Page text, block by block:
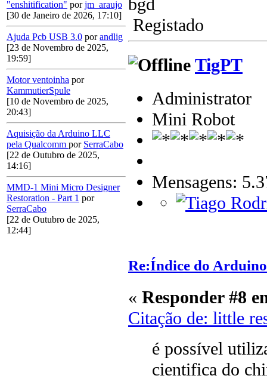
"enshitification" porjm_araujo
[30 de Janeiro de 2026, 17:10]
Ajuda Pcb USB 3.0 porandlig
[23 de Novembro de 2025,
19:59]
Motor ventoinha por
KammutierSpule
[10 de Novembro de 2025,
20:43]
Aquisição da Arduino LLC
pela Qualcomm por SerraCabo
[22 de Outubro de 2025,
14:16]
MMD-1 Mini Micro Designer
Restoration - Part 1 por
SerraCabo
[22 de Outubro de 2025,
12:44]
bgd
Registado
TigPT
Administrator
Mini Robot
Mensagens:
Re:Índice do Arduino
« Responder #8
Citação de: little
é possível
cientifica do